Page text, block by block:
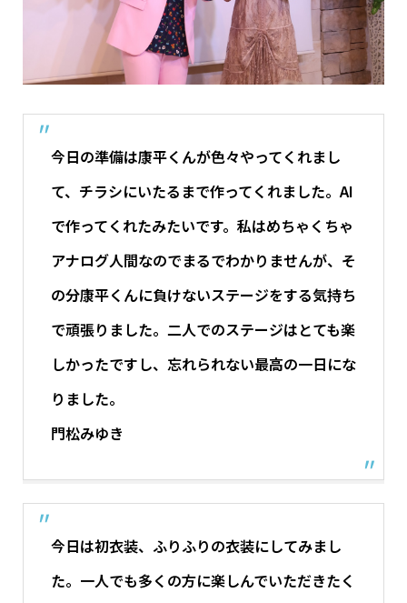
今日の準備は康平くんが色々やってくれまし
て、チラシにいたるまで作ってくれました。AI
で作ってくれたみたいです。私はめちゃくちゃ
アナログ人間なのでまるでわかりませんが、そ
の分康平くんに負けないステージをする気持ち
で頑張りました。二人でのステージはとても楽
しかったですし、忘れられない最高の一日にな
りました。
門松みゆき
今日は初衣装、ふりふりの衣装にしてみまし
た。一人でも多くの方に楽しんでいただきたく